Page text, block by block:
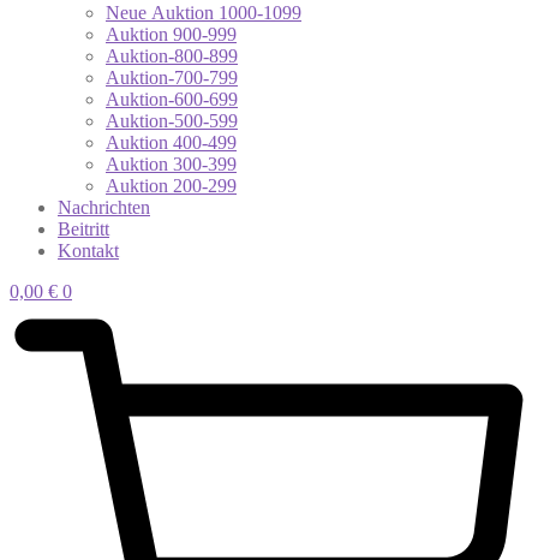
Neue Auktion 1000-1099
Auktion 900-999
Auktion-800-899
Auktion-700-799
Auktion-600-699
Auktion-500-599
Auktion 400-499
Auktion 300-399
Auktion 200-299
Nachrichten
Beitritt
Kontakt
0,00 € 0